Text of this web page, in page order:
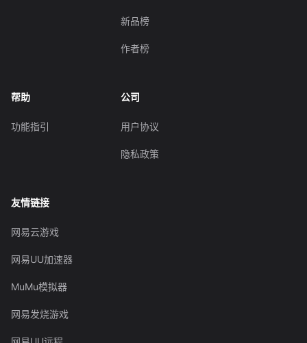
新品榜
作者榜
帮助
功能指引
公司
用户协议
隐私政策
友情链接
网易云游戏
网易UU加速器
MuMu模拟器
网易发烧游戏